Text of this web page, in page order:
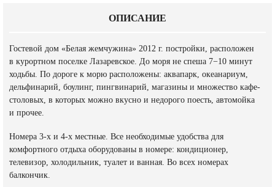
ОПИСАНИЕ
Гостевой дом «Белая жемчужина» 2012 г. постройки, расположен
в курортном поселке Лазаревское. До моря не спеша 7−10 минут
ходьбы. По дороге к морю расположены: аквапарк, океанариум,
дельфинарий, боулинг, пингвинарий, магазины и множество кафе-
столовых, в которых можно вкусно и недорого поесть, автомойка
и прочее.
Номера 3-х и 4-х местные. Все необходимые удобства для
комфортного отдыха оборудованы в номере: кондиционер,
телевизор, холодильник, туалет и ванная. Во всех номерах
балкончик.